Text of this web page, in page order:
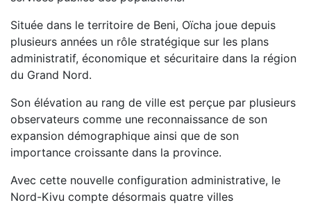
Située dans le territoire de Beni, Oïcha joue depuis
plusieurs années un rôle stratégique sur les plans
administratif, économique et sécuritaire dans la région
du Grand Nord.
Son élévation au rang de ville est perçue par plusieurs
observateurs comme une reconnaissance de son
expansion démographique ainsi que de son
importance croissante dans la province.
Avec cette nouvelle configuration administrative, le
Nord-Kivu compte désormais quatre villes